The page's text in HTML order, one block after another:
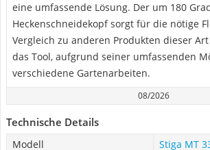
eine umfassende Lösung. Der um 180
Heckenschneidekopf sorgt für die nötige
Vergleich zu anderen Produkten dieser
das Tool, aufgrund seiner umfassenden
verschiedene Gartenarbeiten.
08/2026
Technische Details
Modell Stiga ‎MT